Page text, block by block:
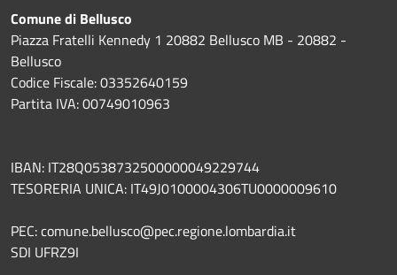
Comune di Bellusco
Piazza Fratelli Kennedy 1 20882 Bellusco MB - 20882 -
Bellusco
Codice Fiscale: 03352640159
Partita IVA: 00749010963
IBAN: IT28Q0538732500000049229744
TESORERIA UNICA: IT49J0100004306TU0000009610
PEC: comune.bellusco@pec.regione.lombardia.it
SDI UFRZ9I